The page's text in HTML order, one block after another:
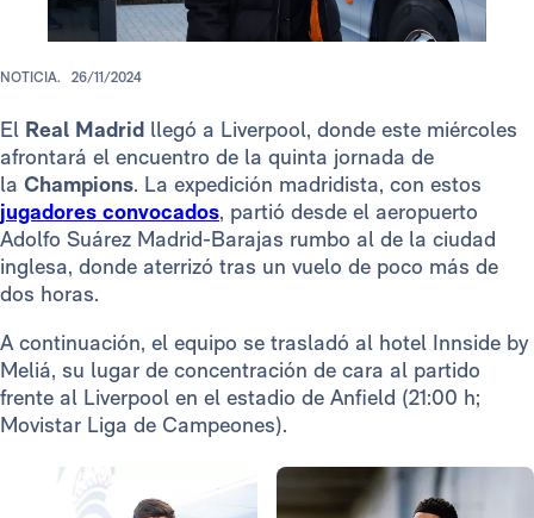
NOTICIA. 26/11/2024
El Real Madrid llegó a Liverpool, donde este miércoles
afrontará el encuentro de la quinta jornada de
la Champions. La expedición madridista, con estos
jugadores convocados, partió desde el aeropuerto
Adolfo Suárez Madrid-Barajas rumbo al de la ciudad
inglesa, donde aterrizó tras un vuelo de poco más de
dos horas.
A continuación, el equipo se trasladó al hotel Innside by
Meliá, su lugar de concentración de cara al partido
frente al Liverpool en el estadio de Anfield (21:00 h;
Movistar Liga de Campeones).